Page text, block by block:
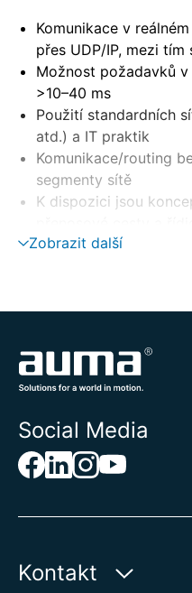
Komunikace v
přes UDP/IP, mezi tím
Možnost požadavků
>10–40 ms
Použití standardních
atd.) a IT praktik
Komunikace/routing
segmenty sítě
K dispozici jsou
Zobrazit další
Social Media
Kontakt